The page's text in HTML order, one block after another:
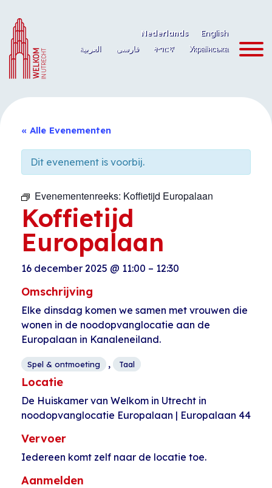
naar
de
inhoud
Nederlands
English
العربية
فارسی ትግርኛ Українська
« Alle Evenementen
Dit evenement is voorbij.
Evenementenreeks: Koffietijd Europalaan
Koffietijd
Europalaan
16 december 2025 @ 11:00 – 12:30
Omschrijving
Elke dinsdag komen we samen met vrouwen die
wonen in de noodopvanglocatie aan de
Europalaan in Kanaleneiland.
Spel & ontmoeting , Taal
Locatie
De Huiskamer van Welkom in Utrecht in
noodopvanglocatie Europalaan | Europalaan 44
Vervoer
Iedereen komt zelf naar de locatie toe.
Aanmelden